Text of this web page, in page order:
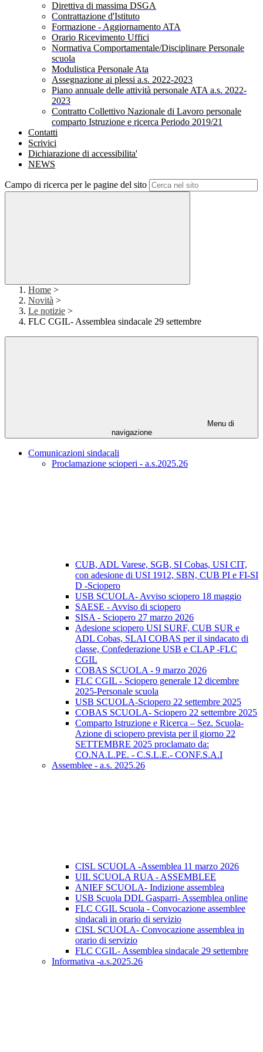
Direttiva di massima DSGA
Contrattazione d'Istituto
Formazione - Aggiornamento ATA
Orario Ricevimento Uffici
Normativa Comportamentale/Disciplinare Personale
scuola
Modulistica Personale Ata
Assegnazione ai plessi a.s. 2022-2023
Piano annuale delle attività personale ATA a.s. 2022-
2023
Contratto Collettivo Nazionale di Lavoro personale
comparto Istruzione e ricerca Periodo 2019/21
Contatti
Scrivici
Dichiarazione di accessibilita'
NEWS
Campo di ricerca per le pagine del sito
Home >
Novità >
Le notizie >
FLC CGIL- Assemblea sindacale 29 settembre
Menu di
navigazione
Comunicazioni sindacali
Proclamazione scioperi - a.s.2025.26
CUB, ADL Varese, SGB, SI Cobas, USI CIT,
con adesione di USI 1912, SBN, CUB PI e FI-SI
D -Sciopero
USB SCUOLA- Avviso sciopero 18 maggio
SAESE - Avviso di sciopero
SISA - Sciopero 27 marzo 2026
Adesione sciopero USI SURF, CUB SUR e
ADL Cobas, SLAI COBAS per il sindacato di
classe, Confederazione USB e CLAP -FLC
CGIL
COBAS SCUOLA - 9 marzo 2026
FLC CGIL - Sciopero generale 12 dicembre
2025-Personale scuola
USB SCUOLA-Sciopero 22 settembre 2025
COBAS SCUOLA- Sciopero 22 settembre 2025
Comparto Istruzione e Ricerca – Sez. Scuola-
Azione di sciopero prevista per il giorno 22
SETTEMBRE 2025 proclamato da:
CO.NA.L.PE. - C.S.L.E.- CONF.S.A.I
Assemblee - a.s. 2025.26
CISL SCUOLA -Assemblea 11 marzo 2026
UIL SCUOLA RUA - ASSEMBLEE
ANIEF SCUOLA- Indizione assemblea
USB Scuola DDL Gasparri- Assemblea online
FLC CGIL Scuola - Convocazione assemblee
sindacali in orario di servizio
CISL SCUOLA- Convocazione assemblea in
orario di servizio
FLC CGIL- Assemblea sindacale 29 settembre
Informativa -a.s.2025.26